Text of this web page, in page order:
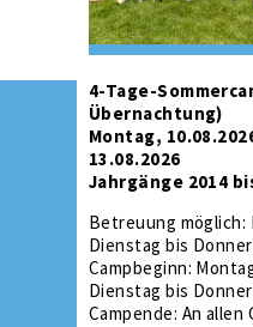
4-Tage-
Übernachtung)
Montag,
13.08.2026
Jahrgänge 2014
Betreuung möglich:
Dienstag bis
Campbeginn:
Dienstag bis
Campende: An allen